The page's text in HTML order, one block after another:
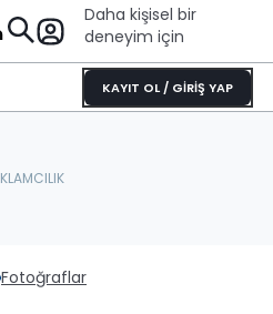
Daha kişisel bir
deneyim için
KAYIT OL / GİRİŞ YAP
Fotoğraflar